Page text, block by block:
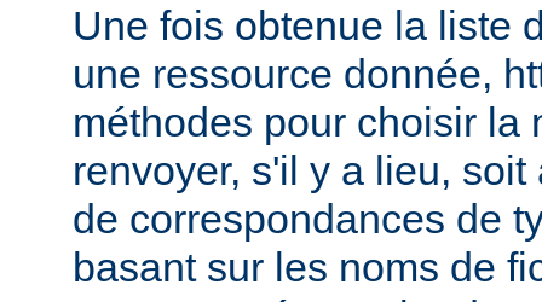
Une fois obtenue la liste
une ressource donnée,
méthodes pour choisir la
renvoyer, s'il y a lieu,
de correspondances de
basant sur les noms de